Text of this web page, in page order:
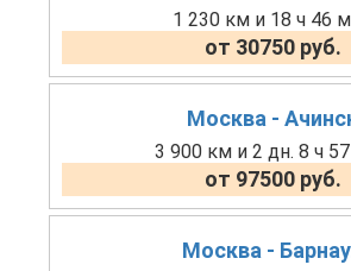
1 230 км и 18 ч 46
от 30750 руб.
Москва -
3 900 км и 2 дн. 8 ч
от 97500 руб.
Москва -